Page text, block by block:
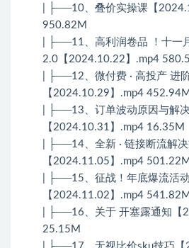
| ├──10、叠价实操课【
950.82M
| ├──11、高利润卷品 ！十一
2.0【2024.10.22】.mp4
| ├──12、微付费 · 高投产 进
【2024.10.29】.mp4 452.94M
| ├──13、订单波动原因与解
【2024.10.31】.mp4 16.35M
| ├──14、全新 · 链接断流解
【2024.11.05】.mp4 501.22M
| ├──15、征战！年底爆流活
【2024.11.02】.mp4 541.82M
| ├──16、关于 开塞露通知【
25.15M